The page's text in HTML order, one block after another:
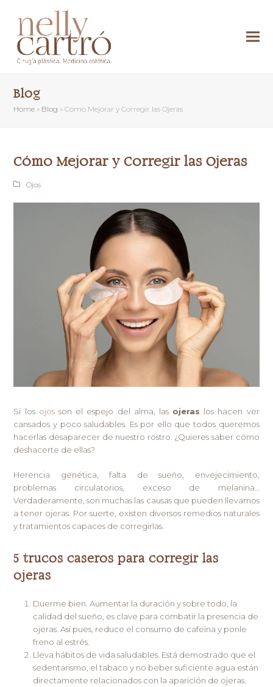
Blog
Home » Blog »Cómo Mejorar y Corregir las Ojeras
Cómo Mejorar y Corregir las Ojeras
Ojos
Si los ojosson el espejo del alma, las ojeras los hacen ver
cansados y poco saludables. Es por ello que todos queremos
hacerlas desaparecer de nuestro rostro. ¿Quieres saber cómo
deshacerte de ellas?
Herencia genética, falta de sueño, envejecimiento,
problemas circulatorios, exceso de melanina…
Verdaderamente, son muchas las causas que pueden llevarnos
a tener ojeras. Por suerte, existen diversos remedios naturales
y tratamientos capaces de corregirlas.
5 trucos caseros para corregir las
ojeras
Duerme bien. Aumentar la duración y sobre todo, la
calidad del sueño, es clave para combatir la presencia de
ojeras. Así pues, reduce el consumo de cafeína y ponle
freno al estrés.
Lleva hábitos de vida saludables. Está demostrado que el
sedentarismo, el tabaco y no beber suficiente agua están
directamente relacionados con la aparición de ojeras.